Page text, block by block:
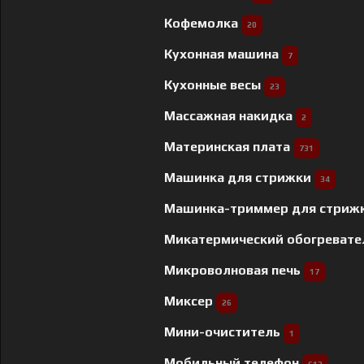
Кофемолка 20
Кухонная машина 7
Кухонные весы 23
Массажная накидка 2
Материнская плата 731
Машинка для стрижки 34
Машинка-триммер для
Микатермический
Микроволновая печь 17
Миксер 26
Мини-очиститель 1